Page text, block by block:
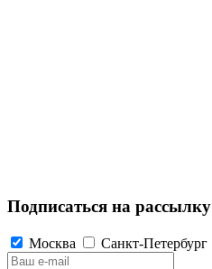
Подписаться на рассылку
Москва Санкт-Петербург